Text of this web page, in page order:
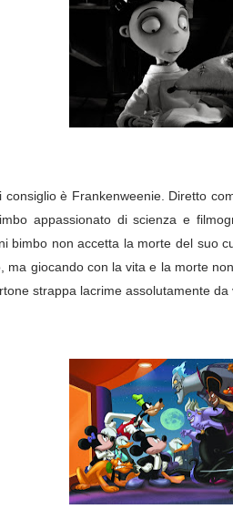
consiglio è Frankenweenie. Diretto
appassionato di scienza e
bimbo non accetta la morte del suo
ma giocando con la vita e la morte
strappa lacrime assolutamente da